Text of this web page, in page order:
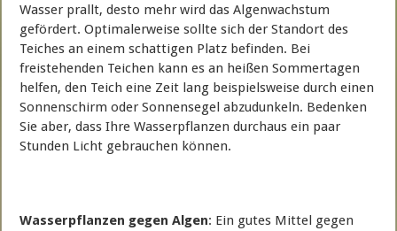
Wasser prallt, desto mehr wird das Algenwachstum
gefördert. Optimalerweise sollte sich der Standort des
Teiches an einem schattigen Platz befinden. Bei
freistehenden Teichen kann es an heißen Sommertagen
helfen, den Teich eine Zeit lang beispielsweise durch einen
Sonnenschirm oder Sonnensegel abzudunkeln. Bedenken
Sie aber, dass Ihre Wasserpflanzen durchaus ein paar
Stunden Licht gebrauchen können.
Wasserpflanzen gegen Algen: Ein gutes Mittel gegen